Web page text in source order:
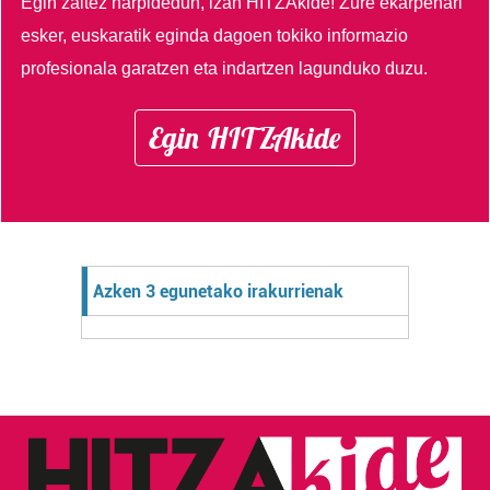
esker, euskaratik eginda dagoen tokiko informazio
profesionala garatzen eta indartzen lagunduko duzu.
Egin HITZAkide
Azken 3 egunetako irakurrienak